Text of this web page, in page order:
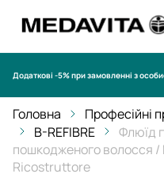
Додаткові -5% при замовленні з
Головна
Професійні
B-REFIBRE
Флюїд
пошкодженого волосся
Ricostruttore